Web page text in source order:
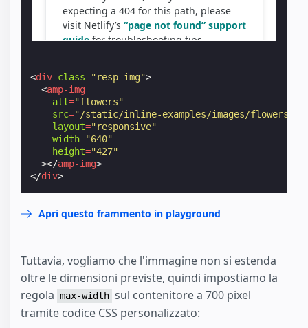
<div class="resp-img">
<amp-img
alt="flowers"
src="/static/inline-examples/images/
layout="responsive"
width="640"
height="427"
></amp-img>
</div>
Apri questo frammento in playground
Tuttavia, vogliamo che l'immagine non si estenda
oltre le dimensioni previste, quindi impostiamo la
regola max-width sul contenitore a 700 pixel
tramite codice CSS personalizzato: